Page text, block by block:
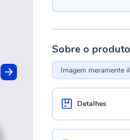
Sobre o produto
Imagem meramente
Detalhes